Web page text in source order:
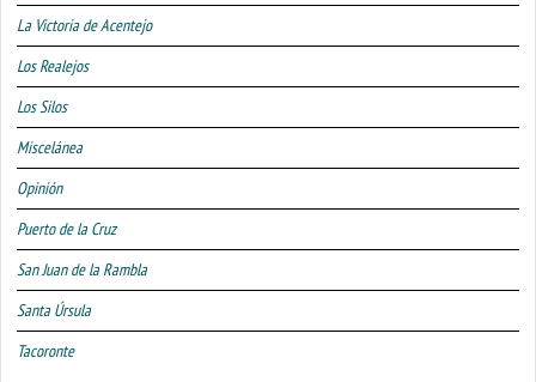
La Victoria de Acentejo
Los Realejos
Los Silos
Miscelánea
Opinión
Puerto de la Cruz
San Juan de la Rambla
Santa Úrsula
Tacoronte